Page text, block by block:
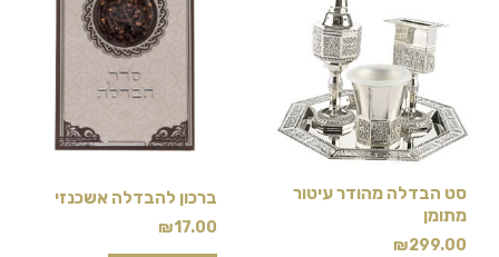
סט הבדלה מהודר עיטור
מתומן
₪299.00
ברכון להבדלה אשכנזי
₪17.00